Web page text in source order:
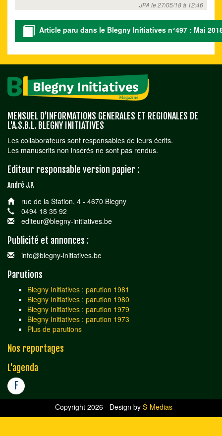
JPA le 27/05/18 à 12:46
Article paru dans le Blegny Initiatives n°497 : Mai
MENSUEL D'INFORMATIONS GENERALES ET REGIONALES DE
L'A.S.B.L. BLEGNY INITIATIVES
Les collaborateurs sont responsables de leurs écrits.
Les manuscrits non insérés ne sont pas rendus.
Editeur responsable version papier :
André J.P.
rue de la Station, 4 - 4670 Blegny
0494 18 35 92
editeur@blegny-initiatives.be
Publicité et annonces :
info@blegny-initiatives.be
Parutions
Blegny Initiatives : parution 1981
Blegny Initiatives : parution 1980
Blegny Initiatives : parution 1979
Blegny Initiatives : parution 1973
Plus de parutions
Nos reportages
L'agenda
F
Copyright 2026 - Design by S-Medias